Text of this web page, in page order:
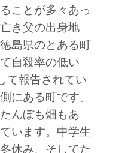
ことが多々あっ
き父の出身地
島県のとある町
自殺率の低い
て報告されてい
にある町です。
んぼも畑もあ
います。中学生
休み、そしてた